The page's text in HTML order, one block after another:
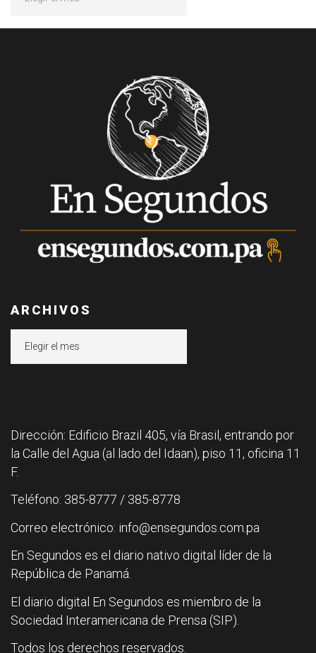
ARCHIVOS
Dirección: Edificio Brazil 405, vía Brasil, entrando por
la Calle del Agua (al lado del Idaan), piso 11, oficina 11
F.
Teléfono: 385-8777 / 385-8778
Correo electrónico: info@ensegundos.com.pa
En Segundos es el diario nativo digital líder de la
República de Panamá.
El diario digital En Segundos es miembro de la
Sociedad Interamericana de Prensa (SIP).
Todos los derechos reservados.